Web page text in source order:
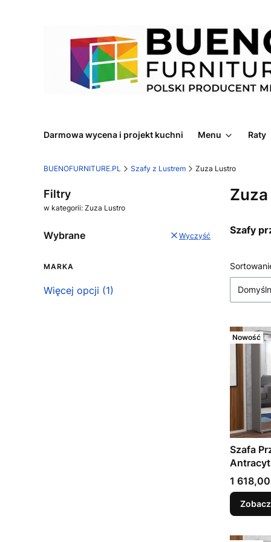
Darmowa wycena i projekt kuchni Menu Raty
BUENOFURNITURE.PL Szafy z Lustrem Zuza Lustro
Filtry
w kategorii: Zuza Lustro
Wybrane Wyczyść
MARKA
Marka
Więcej opcji (1)
Szafy
Lista
Nowość
Szafa
Antracyt
45 cm |
| 11
Wyboru
Cena
1 618,00